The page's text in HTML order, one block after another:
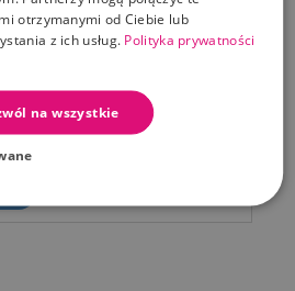
robot dinozaur Dino
otrzymanymi od Ciebie lub
z ich usług. Polityka prywatności
na wszystkie